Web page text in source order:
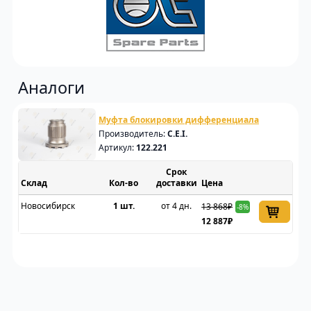
Аналоги
Муфта блокировки дифференциала
Производитель:C.E.I.
Артикул: 122.221
Склад
Срок
доставки Цена
Новосибирск
1 шт. от 4 дн. 13 868₽ -8%
12 887₽